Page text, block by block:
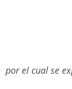
por el cual se